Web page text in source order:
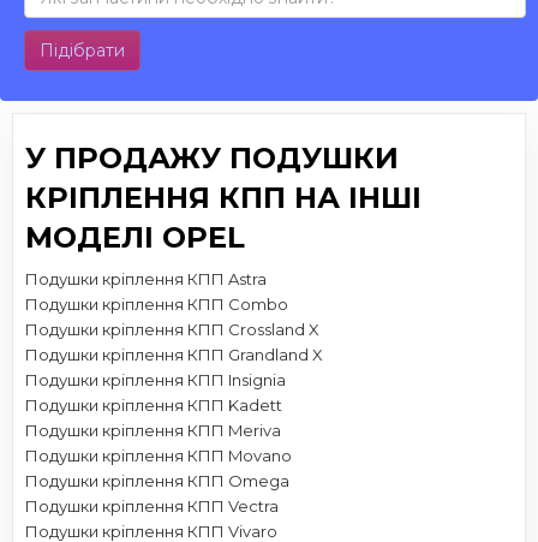
Підібрати
У ПРОДАЖУ ПОДУШКИ
КРІПЛЕННЯ КПП НА ІНШІ
МОДЕЛІ OPEL
Подушки кріплення КПП Astra
Подушки кріплення КПП Combo
Подушки кріплення КПП Crossland X
Подушки кріплення КПП Grandland X
Подушки кріплення КПП Insignia
Подушки кріплення КПП Kadett
Подушки кріплення КПП Meriva
Подушки кріплення КПП Movano
Подушки кріплення КПП Omega
Подушки кріплення КПП Vectra
Подушки кріплення КПП Vivaro